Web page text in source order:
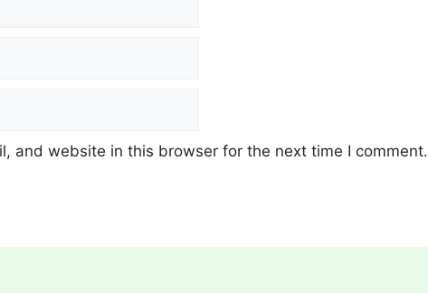
and website in this browser for the next time I comment.